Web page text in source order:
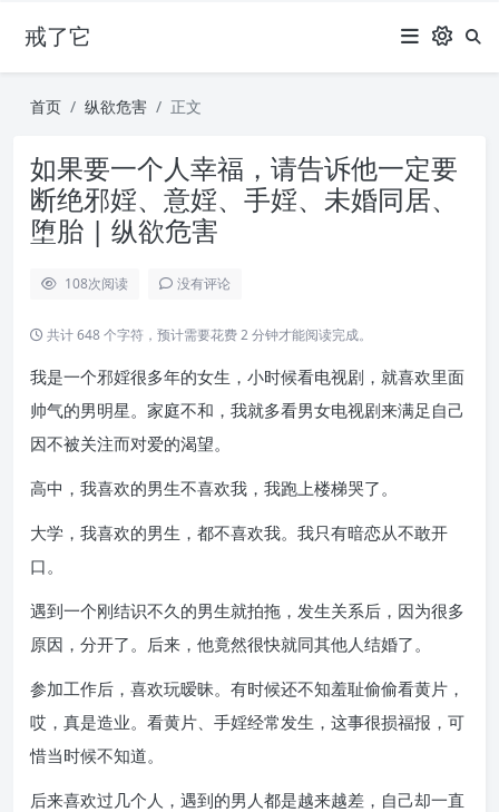
戒了它
首页 纵欲危害 正文
如果要一个人幸福，请告诉他一定要
断绝邪婬、意婬、手婬、未婚同居、
堕胎 | 纵欲危害
108次阅读 没有评论
共计 648 个字符，预计需要花费 2 分钟才能阅读完成。
我是一个邪婬很多年的女生，小时候看电视剧，就喜欢里面
帅气的男明星。家庭不和，我就多看男女电视剧来满足自己
因不被关注而对爱的渴望。
高中，我喜欢的男生不喜欢我，我跑上楼梯哭了。
大学，我喜欢的男生，都不喜欢我。我只有暗恋从不敢开
口。
遇到一个刚结识不久的男生就拍拖，发生关系后，因为很多
原因，分开了。后来，他竟然很快就同其他人结婚了。
参加工作后，喜欢玩暧昧。有时候还不知羞耻偷偷看黄片，
哎，真是造业。看黄片、手婬经常发生，这事很损福报，可
惜当时候不知道。
后来喜欢过几个人，遇到的男人都是越来越差，自己却一直